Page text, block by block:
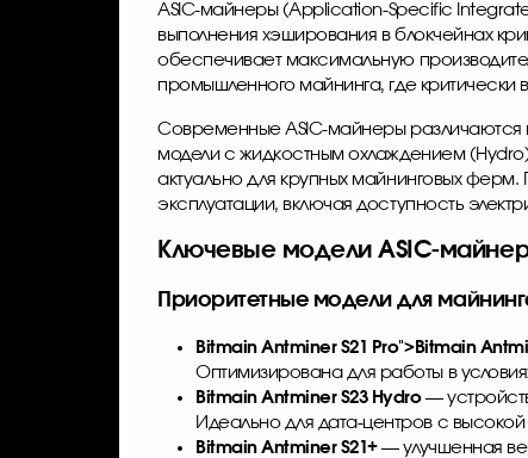
ASIC-майнеры (Application-Specific
выполнения хэширования в блокчейнах
обеспечивает максимальную
промышленного майнинга, где
Современные ASIC-майнеры
модели с жидкостным охлаждением
актуально для крупных майнинговых ферм.
эксплуатации, включая доступность
Ключевые модели ASIC-
Приоритетные модели для
Bitmain Antminer S21 Pro">Bitmain
Оптимизирована для работы в
Bitmain Antminer S23 Hydro—
Идеально для дата-центров с
Bitmain Antminer S21+— улучшенная